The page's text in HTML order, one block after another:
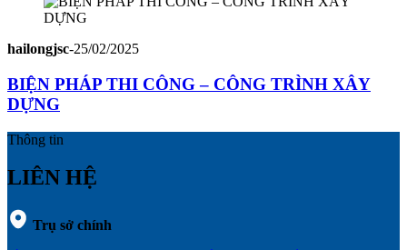
hailongjsc-25/02/2025
BIỆN PHÁP THI CÔNG – CÔNG TRÌNH XÂY
DỰNG
Thông tin
LIÊN HỆ
Trụ sở chính